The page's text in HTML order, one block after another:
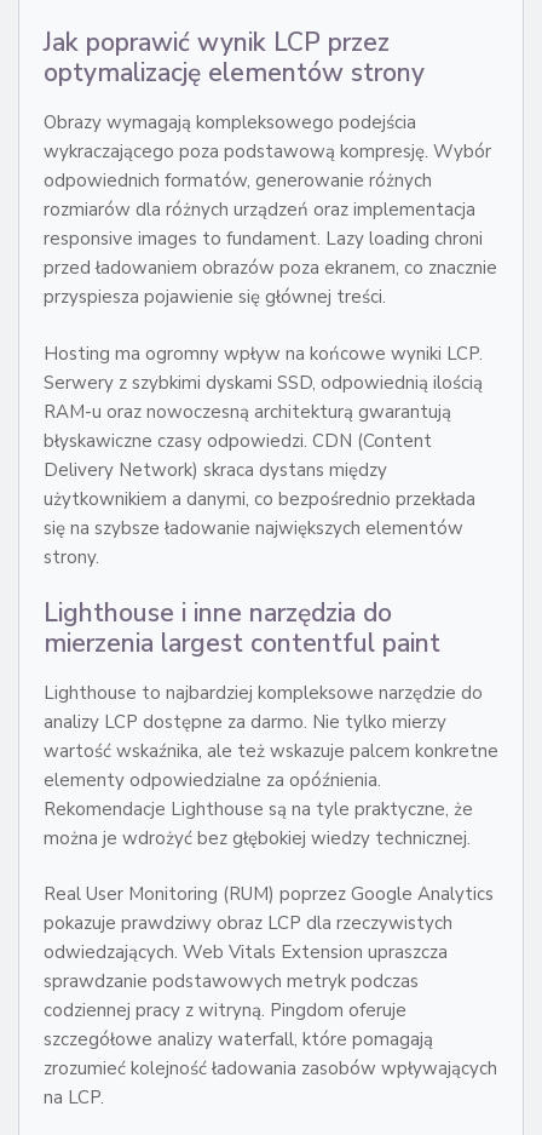
Jak poprawić wynik LCP przez
optymalizację elementów strony
Obrazy wymagają kompleksowego podejścia
wykraczającego poza podstawową kompresję. Wybór
odpowiednich formatów, generowanie różnych
rozmiarów dla różnych urządzeń oraz implementacja
responsive images to fundament. Lazy loading chroni
przed ładowaniem obrazów poza ekranem, co znacznie
przyspiesza pojawienie się głównej treści.
Hosting ma ogromny wpływ na końcowe wyniki LCP.
Serwery z szybkimi dyskami SSD, odpowiednią ilością
RAM-u oraz nowoczesną architekturą gwarantują
błyskawiczne czasy odpowiedzi. CDN (Content
Delivery Network) skraca dystans między
użytkownikiem a danymi, co bezpośrednio przekłada
się na szybsze ładowanie największych elementów
strony.
Lighthouse i inne narzędzia do
mierzenia largest contentful paint
Lighthouse to najbardziej kompleksowe narzędzie do
analizy LCP dostępne za darmo. Nie tylko mierzy
wartość wskaźnika, ale też wskazuje palcem konkretne
elementy odpowiedzialne za opóźnienia.
Rekomendacje Lighthouse są na tyle praktyczne, że
można je wdrożyć bez głębokiej wiedzy technicznej.
Real User Monitoring (RUM) poprzez Google Analytics
pokazuje prawdziwy obraz LCP dla rzeczywistych
odwiedzających. Web Vitals Extension upraszcza
sprawdzanie podstawowych metryk podczas
codziennej pracy z witryną. Pingdom oferuje
szczegółowe analizy waterfall, które pomagają
zrozumieć kolejność ładowania zasobów wpływających
na LCP.